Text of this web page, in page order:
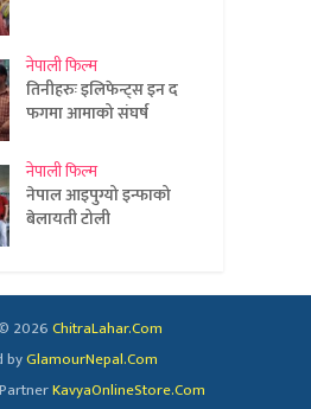
नेपाली फिल्म
तिनीहरुः इलिफेन्ट्स इन द
फगमा आमाको संघर्ष
नेपाली फिल्म
नेपाल आइपुग्यो इन्फाको
बेलायती टोली
2026ChitraLahar.Com
byGlamourNepal.Com
KavyaOnlineStore.Com